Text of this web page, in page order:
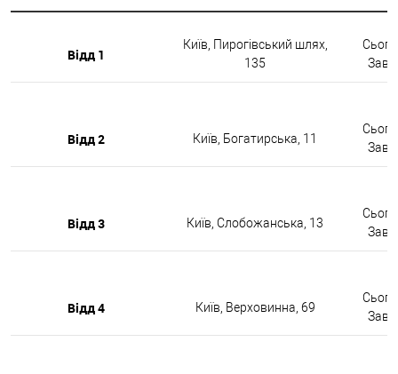
Відд 1
Київ, Пирогівський шлях,
135
Відд 2 Київ, Богатирська, 11
Відд 3 Київ, Слобожанська, 13
Відд 4 Київ, Верховинна, 69